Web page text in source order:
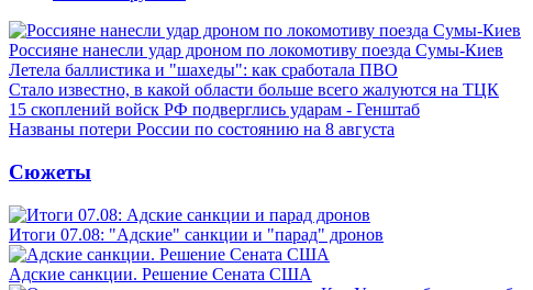
Россияне нанесли удар дроном по локомотиву поезда Сумы-Киев
Летела баллистика и "шахеды": как сработала ПВО
Стало известно, в какой области больше всего жалуются на ТЦК
15 скоплений войск РФ подверглись ударам - Генштаб
Названы потери России по состоянию на 8 августа
Сюжеты
Итоги 07.08: "Адские" санкции и "парад" дронов
Адские санкции. Решение Сената США